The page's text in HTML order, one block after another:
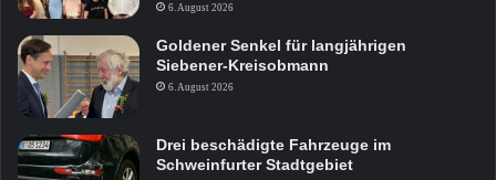
6. August 2026
Goldener Senkel für langjährigen
Siebener-Kreisobmann
6. August 2026
Drei beschädigte Fahrzeuge im
Schweinfurter Stadtgebiet